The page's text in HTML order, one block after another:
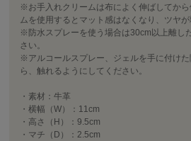
※お手入れクリームは布によく伸ばしてか
ムを使用するとマット感はなくなり、ツヤが
※防水スプレーを使う場合は30cm以上離し
さい。
※アルコールスプレー、ジェルを手に付け
ら、触れるようにしてください。
・素材：牛革
・横幅（W）：11cm
・高さ（H）：9.5cm
・マチ（D）：2.5cm